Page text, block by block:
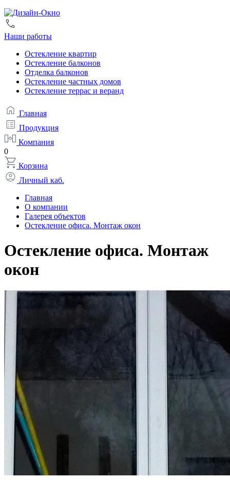
Наши работы
Остекление квартир
Остекление балконов
Отделка балконов
Остекление частных домов
Остекление террас и веранд
Главная
Продукция
Компания
0
Корзина
Личный каб.
Главная
О компании
Галерея объектов
Остекление офиса. Монтаж окон
Остекление офиса. Монтаж
окон